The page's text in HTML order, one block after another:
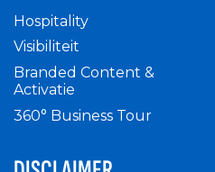
Hospitality
Visibiliteit
Branded Content &
Activatie
360° Business Tour